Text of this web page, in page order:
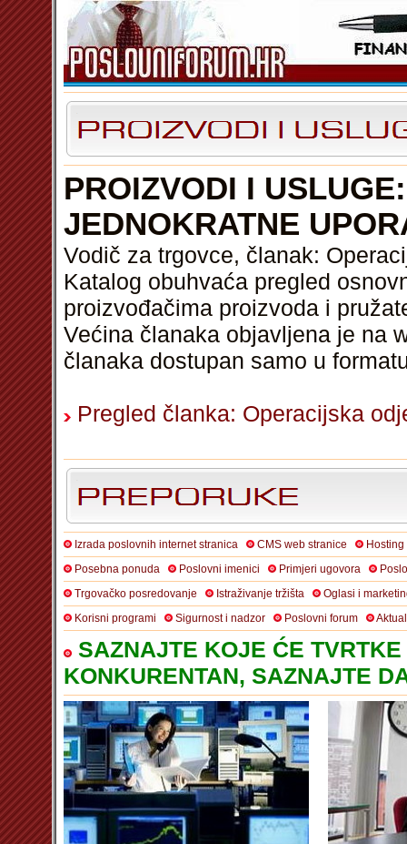
PROIZVODI I
JEDNOKRATNE
Vodič za trgovce, članak:
Katalog obuhvaća pregled
proizvođačima proizvoda i
Većina članaka objavljena je na
članaka dostupan samo u
Pregled članka: Operacijska
Izrada poslovnih internet stranica CMS web stranice
Posebna ponuda
Poslovni imenici Primjeri ugovora
Trgovačko posredovanje
Istraživanje tržišta
Oglasi i
Korisni programi
Sigurnost i nadzor Poslovni forum
SAZNAJTE KOJE ĆE
KONKURENTAN, SAZNAJTE